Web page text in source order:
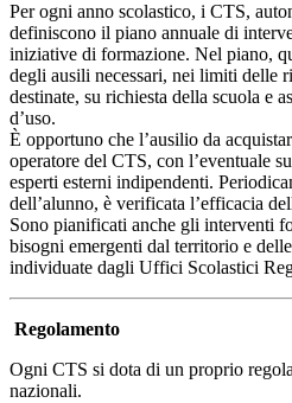
Per ogni anno scolastico, i CTS,
definiscono il piano annuale di
iniziative di formazione. Nel piano,
degli ausili necessari, nei limiti delle
destinate, su richiesta della scuola e
d’uso.
È opportuno che l’ausilio da
operatore del CTS, con l’eventuale
esperti esterni indipendenti.
dell’alunno, è verificata l’efficacia
Sono pianificati anche gli interventi
bisogni emergenti dal territorio e
individuate dagli Uffici Scolastici
Regolamento
Ogni CTS si dota di un proprio
nazionali.